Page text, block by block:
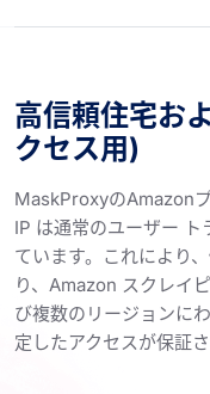
高信頼住宅お
クセス用)
MaskProxyのAmazon
IP は通常のユーザー
ています。これにより
り、Amazon スクレイ
び複数のリージョンに
定したアクセスが保証さ